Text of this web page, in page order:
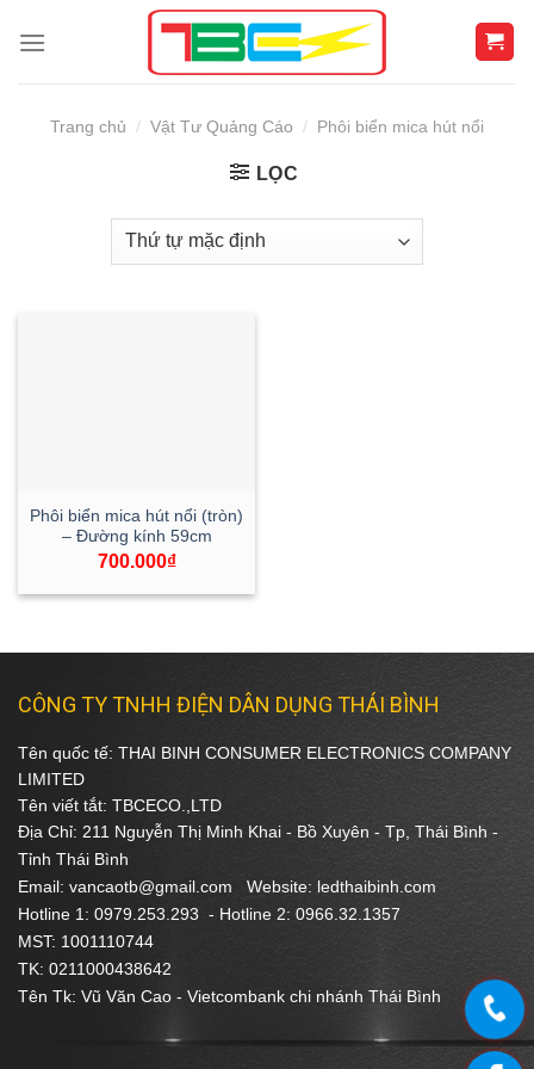
Trang chủ / Vật Tư Quảng Cáo / Phôi biển mica hút nổi
LỌC
Phôi biển mica hút nổi (tròn)
– Đường kính 59cm
700.000₫
CÔNG TY TNHH ĐIỆN DÂN DỤNG THÁI BÌNH
Tên quốc tế: THAI BINH CONSUMER ELECTRONICS COMPANY
LIMITED
Tên viết tắt: TBCECO.,LTD
Địa Chỉ: 211 Nguyễn Thị Minh Khai - Bồ Xuyên - Tp, Thái Bình -
Tỉnh Thái Bình
Email: vancaotb@gmail.com Website: ledthaibinh.com
Hotline 1: 0979.253.293 - Hotline 2: 0966.32.1357
MST: 1001110744
TK: 0211000438642
Tên Tk: Vũ Văn Cao - Vietcombank chi nhánh Thái Bình